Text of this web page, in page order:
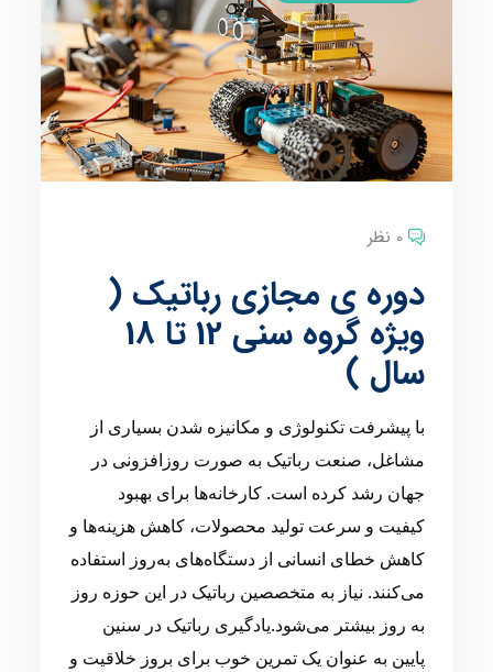
0 نظر
دوره ی مجازی رباتیک (
ویژه گروه سنی 12 تا 18
سال )
با پیشرفت تکنولوژی و مکانیزه شدن بسیاری از
مشاغل، صنعت رباتیک به صورت روزافزونی در
جهان رشد کرده است. کارخانه‌ها برای بهبود
کیفیت و سرعت تولید محصولات، کاهش هزینه‌ها و
کاهش خطای انسانی از دستگاه‌های به‌روز استفاده
می‌کنند. نیاز به متخصصین رباتیک در این حوزه روز
به روز بیشتر می‌شود.یادگیری رباتیک در سنین
پایین به عنوان یک تمرین خوب برای بروز خلاقیت و